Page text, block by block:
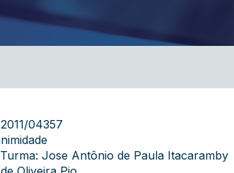
04357
Jose Antônio de Paula Itacaramby